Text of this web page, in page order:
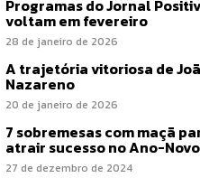
Programas do Jornal
voltam em fevereiro
28 de janeiro de 2026
A trajetória vitoriosa de
Nazareno
20 de janeiro de 2026
7 sobremesas com maçã
atrair sucesso no Ano-Novo
27 de dezembro de 2024